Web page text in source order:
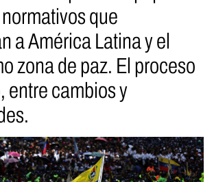
que
a América Latina y el
zona de paz. El proceso
entre cambios y